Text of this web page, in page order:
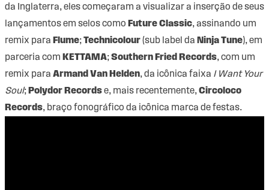
da Inglaterra, eles começaram a visualizar a inserção de seus
lançamentos em selos como Future Classic, assinando um
remix para Flume;Technicolour(sub label da Ninja Tune), em
parceria com KETTAMA;Southern Fried Records, com um
remix para Armand Van Helden, da icônica faixa I Want Your
Soul; Polydor Recordse, mais recentemente,Circoloco
Records, braço fonográfico da icônica marca de festas.